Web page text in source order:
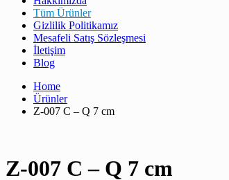
Tüm Ürünler
Gizlilik Politikamız
Mesafeli Satış Sözleşmesi
İletişim
Blog
Home
Ürünler
Z-007 C – Q 7 cm
Z-007 C – Q 7 cm